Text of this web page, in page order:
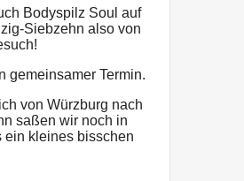
Bodyspilz Soul auf
Siebzehn also von
gemeinsamer Termin.
von Würzburg nach
saßen wir noch in
ein kleines bisschen